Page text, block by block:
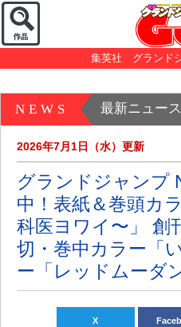
集英社 グランド
NEWS 最新ニュース
2026年7月1日（水）更新
グランドジャンプ
中！表紙＆巻頭カ
科医ヨワイ〜」 創
切・巻中カラー「
ー「レッドムーダン
X